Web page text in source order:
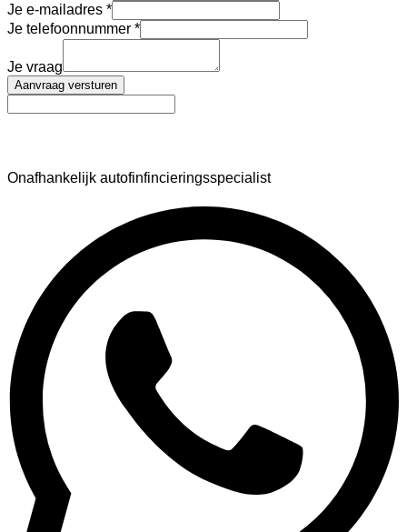
Je e-mailadres
Je telefoonnummer
Je vraag
Aanvraag versturen
Onafhankelijk autofinfincieringsspecialist